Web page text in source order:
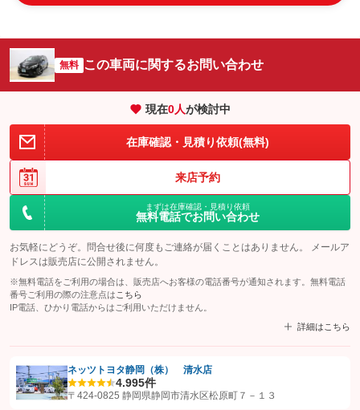
無料 この車両に関するお問い合わせ
現在0人が検討中
在庫確認・見積り依頼(無料)
来店予約
まずは在庫確認・見積り依頼
無料電話でお問い合わせ
お気軽にどうぞ。問合せ後に何度もご連絡が届くことはありません。 メールア
ドレスは販売店に公開されません。
※無料電話をご利用の場合は、販売店へお客様の電話番号が通知されます。無料電話
番号ご利用の際の注意点は こちら
IP電話、ひかり電話からはご利用いただけません。
詳細はこちら
【STEP1】認証画面でグーネットを友だち追加してから「許可する」ボタンを押
ネッツトヨタ静岡（株） 清水店
4.995件
〒424-0825 静岡県静岡市清水区松原町７－１３